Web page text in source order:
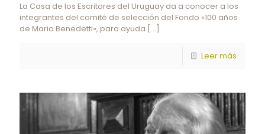
La Casa de los Escritores del Uruguay da a conocer a los
integrantes del comité de selección del Fondo «100 años
de Mario Benedetti», para ayuda […]
Leer más